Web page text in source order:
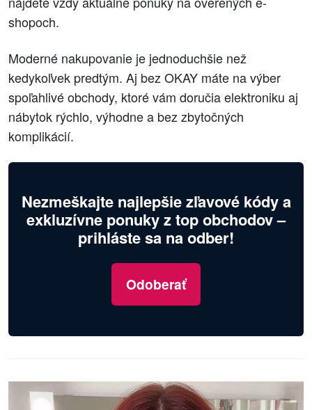
shopoch.
Moderné nakupovanie je jednoduchšie než
kedykoľvek predtým. Aj bez OKAY máte na výber
spoľahlivé obchody, ktoré vám doručia elektroniku aj
nábytok rýchlo, výhodne a bez zbytočných
komplikácií.
Nezmeškajte najlepšie zľavové kódy a
exkluzívne ponuky z top obchodov –
prihláste sa na odber!
Odoberať